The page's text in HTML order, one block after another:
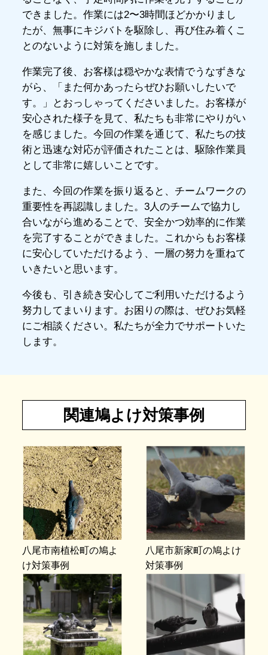
できました。作業には2〜3時間ほどかかりまし
たが、無事にキジバトを駆除し、再び住み着くこ
とのないように対策を施しました。
作業完了後、お客様は穏やかな表情でうなずきな
がら、「また何かあったらぜひお願いしたいで
す。」とおっしゃってくださいました。お客様が
安心された様子を見て、私たちも非常にやりがい
を感じました。今回の作業を通じて、私たちの技
術と迅速な対応が評価されたことは、駆除作業員
として非常に嬉しいことです。
また、今回の作業を振り返ると、チームワークの
重要性を再認識しました。3人のチームで協力し
合いながら進めることで、安全かつ効率的に作業
を完了することができました。これからもお客様
に安心していただけるよう、一層の努力を重ねて
いきたいと思います。
今後も、引き続き安心してご利用いただけるよう
努力してまいります。お困りの際は、ぜひお気軽
にご相談ください。私たちが全力でサポートいた
します。
関連鳩よけ対策事例
八尾市南植松町の鳩よ
け対策事例
八尾市新家町の鳩よけ
対策事例